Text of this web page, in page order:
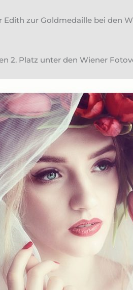
Edith zur Goldmedaille bei den
2. Platz unter den Wiener